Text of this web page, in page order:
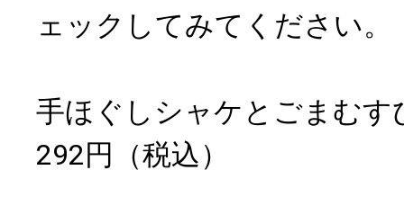
ェックしてみてください。
手ほぐしシャケとごまむす
292円（税込）